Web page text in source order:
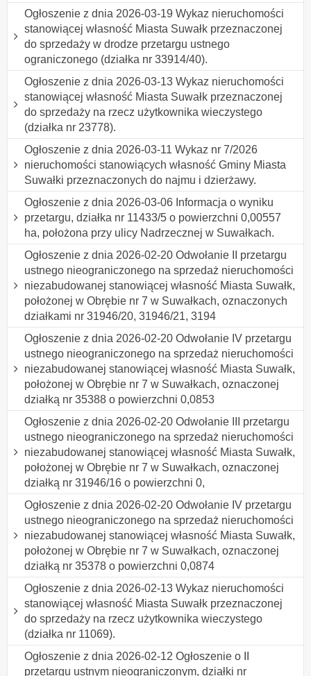
Ogłoszenie z dnia 2026-03-19 Wykaz nieruchomości
stanowiącej własność Miasta Suwałk przeznaczonej
do sprzedaży w drodze przetargu ustnego
ograniczonego (działka nr 33914/40).
Ogłoszenie z dnia 2026-03-13 Wykaz nieruchomości
stanowiącej własność Miasta Suwałk przeznaczonej
do sprzedaży na rzecz użytkownika wieczystego
(działka nr 23778).
Ogłoszenie z dnia 2026-03-11 Wykaz nr 7/2026
nieruchomości stanowiących własność Gminy Miasta
Suwałki przeznaczonych do najmu i dzierżawy.
Ogłoszenie z dnia 2026-03-06 Informacja o wyniku
przetargu, działka nr 11433/5 o powierzchni 0,00557
ha, położona przy ulicy Nadrzecznej w Suwałkach.
Ogłoszenie z dnia 2026-02-20 Odwołanie II przetargu
ustnego nieograniczonego na sprzedaż nieruchomości
niezabudowanej stanowiącej własność Miasta Suwałk,
położonej w Obrębie nr 7 w Suwałkach, oznaczonych
działkami nr 31946/20, 31946/21, 3194
Ogłoszenie z dnia 2026-02-20 Odwołanie IV przetargu
ustnego nieograniczonego na sprzedaż nieruchomości
niezabudowanej stanowiącej własność Miasta Suwałk,
położonej w Obrębie nr 7 w Suwałkach, oznaczonej
działką nr 35388 o powierzchni 0,0853
Ogłoszenie z dnia 2026-02-20 Odwołanie III przetargu
ustnego nieograniczonego na sprzedaż nieruchomości
niezabudowanej stanowiącej własność Miasta Suwałk,
położonej w Obrębie nr 7 w Suwałkach, oznaczonej
działką nr 31946/16 o powierzchni 0,
Ogłoszenie z dnia 2026-02-20 Odwołanie IV przetargu
ustnego nieograniczonego na sprzedaż nieruchomości
niezabudowanej stanowiącej własność Miasta Suwałk,
położonej w Obrębie nr 7 w Suwałkach, oznaczonej
działką nr 35378 o powierzchni 0,0874
Ogłoszenie z dnia 2026-02-13 Wykaz nieruchomości
stanowiącej własność Miasta Suwałk przeznaczonej
do sprzedaży na rzecz użytkownika wieczystego
(działka nr 11069).
Ogłoszenie z dnia 2026-02-12 Ogłoszenie o II
przetargu ustnym nieograniczonym, działki nr